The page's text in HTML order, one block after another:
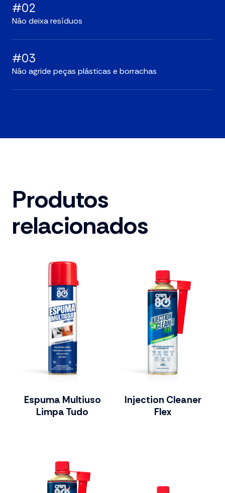
#02
Não deixa resíduos
#03
Não agride peças plásticas e borrachas
Produtos
relacionados
Espuma Multiuso
Limpa Tudo
Injection Cleaner
Flex